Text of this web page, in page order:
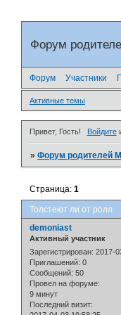
Форум
Форум Участники
Активные темы
Привет, Гость! Войдите
»Форум родителей
Толстеют ли от ролл
Страница:1
demoniast
Активный участник
Зарегистрирован: 2017-
Приглашений: 0
Сообщений: 50
Провел на форуме:
9 минут
Последний визит: